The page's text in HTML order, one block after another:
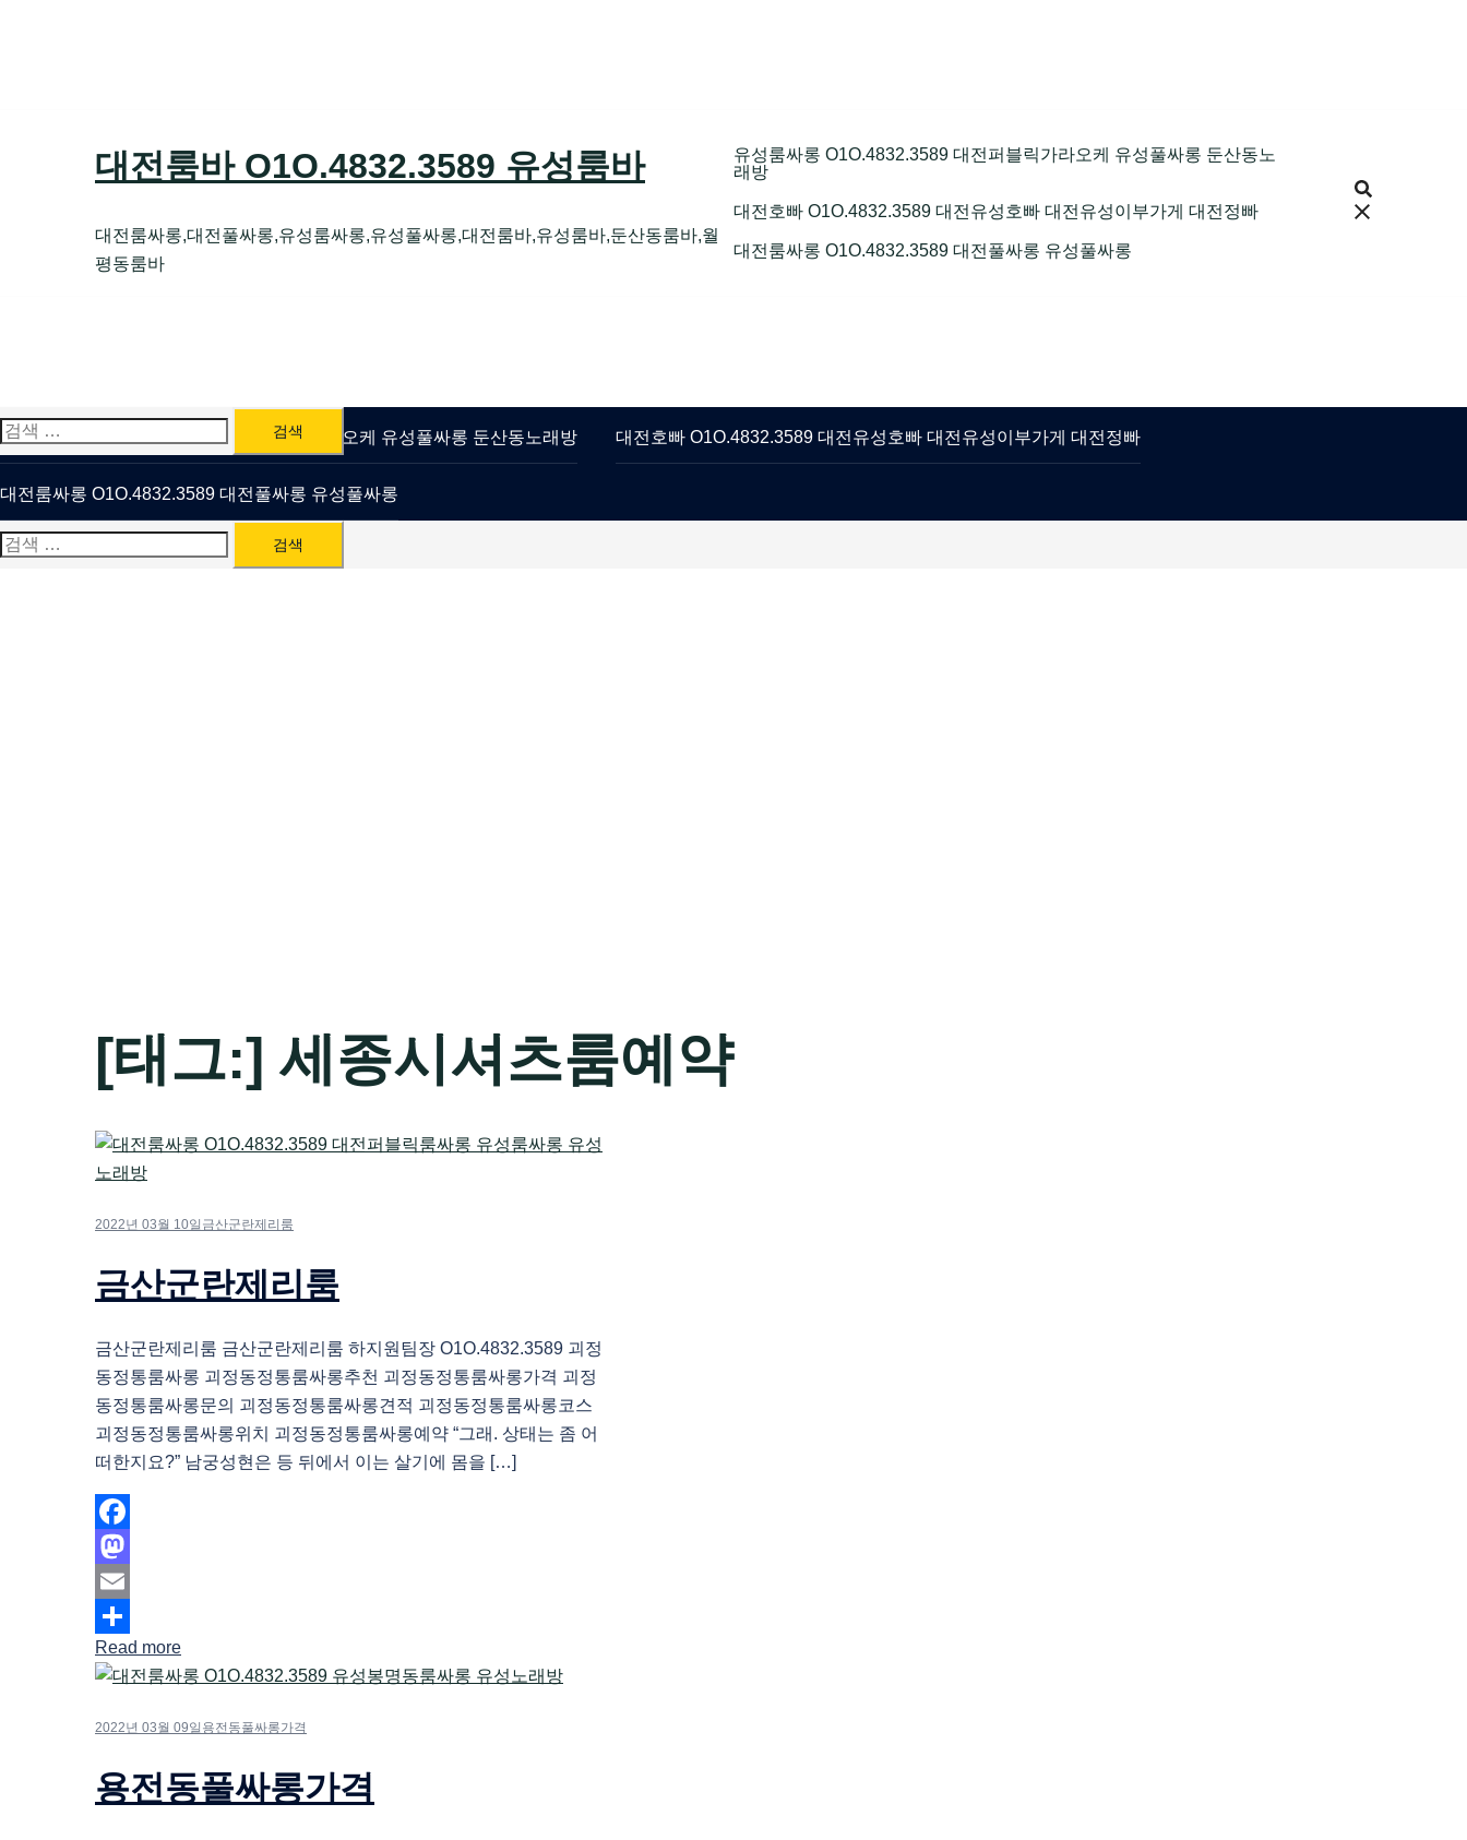
대전룸바 O1O.4832.3589 유성룸바
대전룸싸롱,대전풀싸롱,유성룸싸롱,유성풀싸롱,대전룸바,유성룸바,둔산동룸바,월
평동룸바
유성룸싸롱 O1O.4832.3589 대전퍼블릭가라오케 유성풀싸롱 둔산동노
래방
대전호빠 O1O.4832.3589 대전유성호빠 대전유성이부가게 대전정빠
대전룸싸롱 O1O.4832.3589 대전풀싸롱 유성풀싸롱
검
색:
유성룸싸롱 O1O.4832.3589 대전퍼블릭가라오케 유성풀싸롱 둔산동노래방 대전호빠 O1O.4832.3589 대전유성호빠 대전유성이부가게 대전정빠
대전룸싸롱 O1O.4832.3589 대전풀싸롱 유성풀싸롱
검
[태그:] 세종시셔츠룸예약
2022년 03월 10일 금산군란제리룸
금산군란제리룸
금산군란제리룸 금산군란제리룸 하지원팀장 O1O.4832.3589 괴정
동정통룸싸롱 괴정동정통룸싸롱추천 괴정동정통룸싸롱가격 괴정
동정통룸싸롱문의 괴정동정통룸싸롱견적 괴정동정통룸싸롱코스
괴정동정통룸싸롱위치 괴정동정통룸싸롱예약 “그래. 상태는 좀 어
떠한지요?” 남궁성현은 등 뒤에서 이는 살기에 몸을 […]
Facebook
Mastodon
Email
Share
Read more
2022년 03월 09일 용전동풀싸롱가격
용전동풀싸롱가격